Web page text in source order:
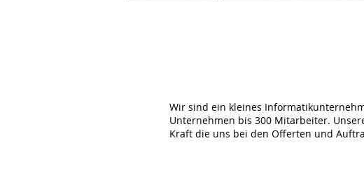
Wir sind ein kleines
Unternehmen bis 300 Mitarbeiter.
Kraft die uns bei den Offerten und